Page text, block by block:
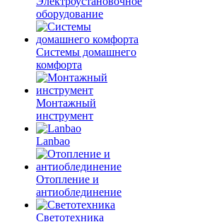
оборудование
Системы домашнего
комфорта
Монтажный
инструмент
Lanbao
Отопление и
антиоблединение
Светотехника